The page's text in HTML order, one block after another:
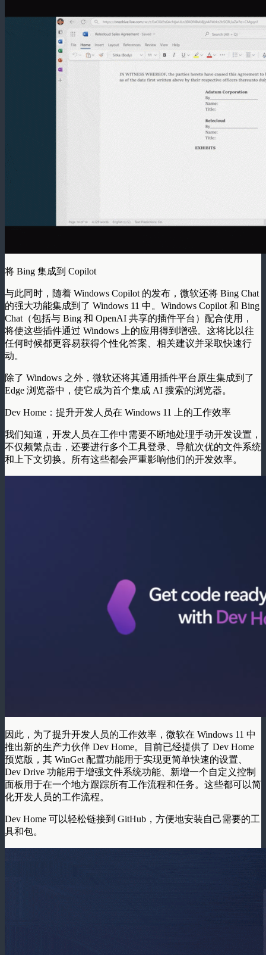
将 Bing 集成到 Copilot
与此同时，随着 Windows Copilot 的发布，微软还将 Bing Chat
的强大功能集成到了 Windows 11 中。Windows Copilot 和 Bing
Chat（包括与 Bing 和 OpenAI 共享的插件平台）配合使用，
将使这些插件通过 Windows 上的应用得到增强。这将比以往
任何时候都更容易获得个性化答案、相关建议并采取快速行
动。
除了 Windows 之外，微软还将其通用插件平台原生集成到了
Edge 浏览器中，使它成为首个集成 AI 搜索的浏览器。
Dev Home：提升开发人员在 Windows 11 上的工作效率
我们知道，开发人员在工作中需要不断地处理手动开发设置，
不仅频繁点击，还要进行多个工具登录、导航次优的文件系统
和上下文切换。所有这些都会严重影响他们的开发效率。
因此，为了提升开发人员的工作效率，微软在 Windows 11 中
推出新的生产力伙伴 Dev Home。目前已经提供了 Dev Home
预览版，其 WinGet 配置功能用于实现更简单快速的设置、
Dev Drive 功能用于增强文件系统功能、新增一个自定义控制
面板用于在一个地方跟踪所有工作流程和任务。这些都可以简
化开发人员的工作流程。
Dev Home 可以轻松链接到 GitHub，方便地安装自己需要的工
具和包。